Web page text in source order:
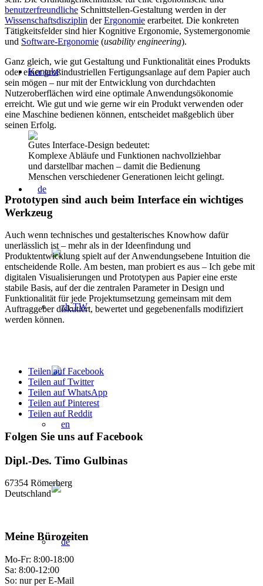
Kontakt
benutzerfreundliche Schnittstellen-Gestaltung werden in der
Wissenschaftsdisziplin derErgonomie erarbeitet. Die konkreten
Tätigkeitsfelder sind hier Kognitive Ergonomie, Systemergonomie
und Software-Ergonomie (usability engineering).
Ganz gleich, wie gut Gestaltung und Funktionalität eines Produkts
oder einer großindustriellen Fertigungsanlage auf dem Papier auch
sein mögen – nur mit der Entwicklung von durchdachten
Nutzeroberflächen wird eine optimale Anwendungsökonomie
erreicht. Wie gut und wie gerne wir ein Produkt verwenden oder
eine Maschine bedienen können, entscheidet maßgeblich über
seinen Erfolg.
Gutes Interface-Design bedeutet:
Komplexe Abläufe und Funktionen nachvollziehbar
und darstellbar machen – damit die Bedienung
Menschen verschiedener Generationen leicht gelingt.
Prototypen sind auch beim Interface ein wichtiges
Werkzeug
Auch wenn technisches und gestalterisches Knowhow dafür
unerlässlich ist – mehr als in der Ideenfindung und
Produktentwicklung spielt auf der Anwendungsebene Intuition die
entscheidende Rolle. Am besten, man probiert es aus – Ich gebe mit
digitalen Visualisierungen und Prototypen aus Papier eine erste
stabile Basis, auf der die zentralen Parameter in Design und
Funktionalität für jede Projektumsetzung gemeinsam mit dem
Auftraggeber diskutiert, bewertet und gegebenenfalls modifiziert
werden können.
Teilen auf Facebook
Teilen auf Twitter
Teilen auf WhatsApp
Teilen auf Pinterest
Teilen auf Reddit
Folgen Sie uns auf Facebook
Dipl.-Des. Timo Gulbinas
67354 Römerberg
Deutschland
Meine Bürozeiten
Mo-Fr: 8:00-18:00
Sa: 8:00-12:00
So: nur per E-Mail